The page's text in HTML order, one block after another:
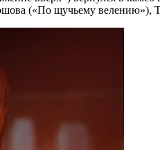
(«По щучьему велению»),